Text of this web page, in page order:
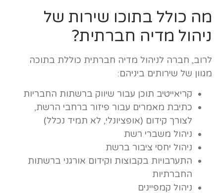
מה כולל בתוכו שירות של
ניהול מדיה חברתית?
לרוב, חברה לניהול מדיה חברתית כוללת בתוכה
מגוון של שירותים ביניהם:
קריאייטיב תוכן עבור שיווק ברשתות החבריות
כתיבת מאמרים עבור פיזור ברחבי הרשת,
לצורך קידום (אופציונלי, לא תמיד נכלל)
ניהול משברי רשת
ניהול יחסי ציבור ברשת
התערבויות בקבוצות וקידום אורגני ברשתות
החברתיות
ניהול קמפיינים